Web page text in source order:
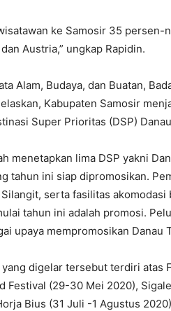
ke Samosir 35 persen-
Austria,” ungkap Rapidin.
Alam, Budaya, dan Buatan,
Kabupaten Samosir
Super Prioritas (DSP)
menetapkan lima DSP yakni
tahun ini siap dipromosikan.
serta fasilitas
tahun ini adalah promosi.
upaya mempromosikan Danau
yang digelar tersebut terdiri atas
Festival (29-30 Mei 2020),
Bius (31 Juli -1 Agustus